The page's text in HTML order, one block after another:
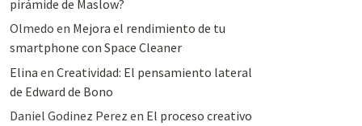
pirámide de Maslow?
Olmedo en Mejora el rendimiento de tu
smartphone con Space Cleaner
Elina en Creatividad: El pensamiento lateral
de Edward de Bono
Daniel Godinez Perez en El proceso creativo